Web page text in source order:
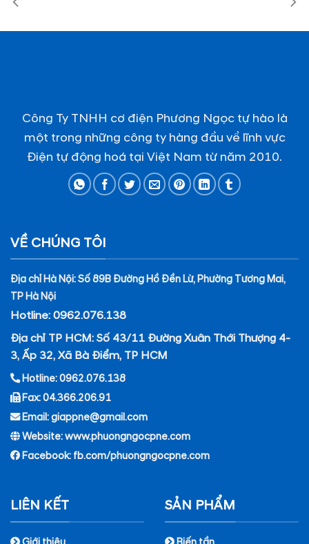
Công Ty TNHH cơ điện Phương Ngọc tự hào là
một trong những công ty hàng đầu về lĩnh vực
Điện tự động hoá tại Việt Nam từ năm 2010.
VỀ CHÚNG TÔI
Địa chỉ Hà Nội: Số 89B Đường Hồ Đền Lừ, Phường Tương Mai,
TP Hà Nội
Hotline: 0962.076.138
Địa chỉ TP HCM: Số 43/11 Đường Xuân Thới Thượng 4-
3, Ấp 32, Xã Bà Điểm, TP HCM
Hotline: 0962.076.138
Fax: 04.366.206.91
Email: giappne@gmail.com
Website: www.phuongngocpne.com
Facebook: fb.com/phuongngocpne.com
LIÊN KẾT SẢN PHẨM